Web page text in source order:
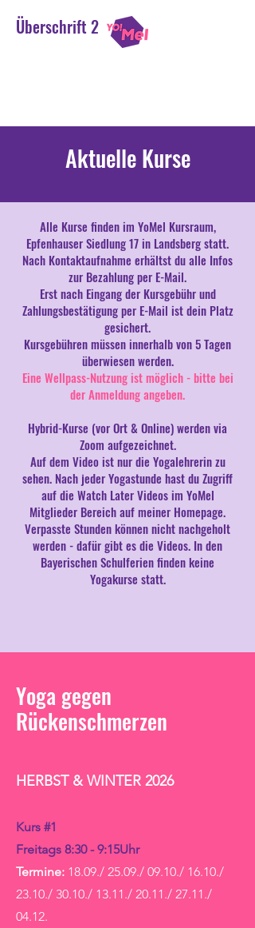
Überschrift 2
Aktuelle Kurse
Alle Kurse finden im YoMel Kursraum,
Epfenhauser Siedlung 17 in Landsberg statt.
Nach Kontaktaufnahme erhältst du alle Infos
zur Bezahlung per E-Mail.
Erst nach Eingang der Kursgebühr und
Zahlungsbestätigung per E-Mail ist dein Platz
gesichert.
Kursgebühren müssen innerhalb von 5 Tagen
überwiesen werden.
Eine Wellpass-Nutzung ist möglich - bitte bei
der Anmeldung angeben.
Hybrid-Kurse (vor Ort & Online) werden via
Zoom aufgezeichnet.
Auf dem Video ist nur die Yogalehrerin zu
sehen. Nach jeder Yogastunde hast du Zugriff
auf die Watch Later Videos im YoMel
Mitglieder Bereich auf meiner Homepage.
Verpasste Stunden können nicht nachgeholt
werden - dafür gibt es die Videos. In den
Bayerischen Schulferien finden keine
Yogakurse statt.
Yoga gegen
Rückenschmerzen
HERBST & WINTER 2026
Kurs #1
Freitags 8:30 - 9:15Uhr
Termine: 18.09./ 25.09./ 09.10./ 16.10./
23.10./ 30.10./ 13.11./ 20.11./ 27.11./
04.12.